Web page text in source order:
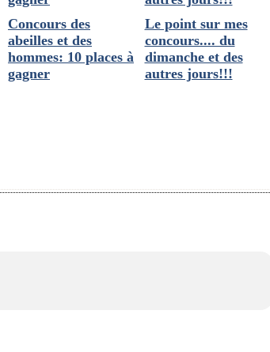
Concours des
abeilles et des
hommes: 10 places à
gagner
Le point sur mes
concours.... du
dimanche et des
autres jours!!!